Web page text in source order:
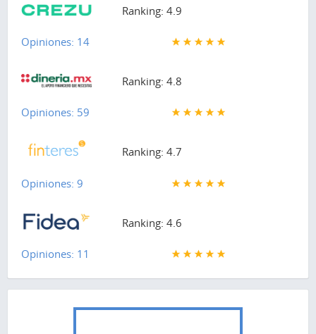
Ranking: 4.9
Opiniones: 14
Ranking: 4.8
Opiniones: 59
Ranking: 4.7
Opiniones: 9
Ranking: 4.6
Opiniones: 11